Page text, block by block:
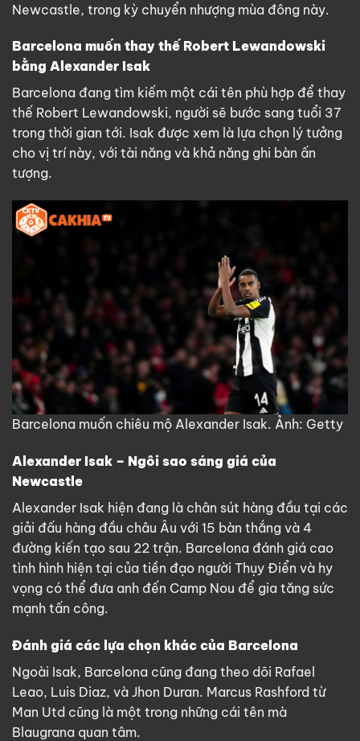
Newcastle, trong kỳ chuyển nhượng mùa đông này.
Barcelona muốn thay thế Robert Lewandowski
bằng Alexander Isak
Barcelona đang tìm kiếm một cái tên phù hợp để thay
thế Robert Lewandowski, người sẽ bước sang tuổi 37
trong thời gian tới. Isak được xem là lựa chọn lý tưởng
cho vị trí này, với tài năng và khả năng ghi bàn ấn
tượng.
Barcelona muốn chiêu mộ Alexander Isak. Ảnh: Getty
Alexander Isak – Ngôi sao sáng giá của
Newcastle
Alexander Isak hiện đang là chân sút hàng đầu tại các
giải đấu hàng đầu châu Âu với 15 bàn thắng và 4
đường kiến tạo sau 22 trận. Barcelona đánh giá cao
tình hình hiện tại của tiền đạo người Thụy Điển và hy
vọng có thể đưa anh đến Camp Nou để gia tăng sức
mạnh tấn công.
Đánh giá các lựa chọn khác của Barcelona
Ngoài Isak, Barcelona cũng đang theo dõi Rafael
Leao, Luis Diaz, và Jhon Duran. Marcus Rashford từ
Man Utd cũng là một trong những cái tên mà
Blaugrana quan tâm.